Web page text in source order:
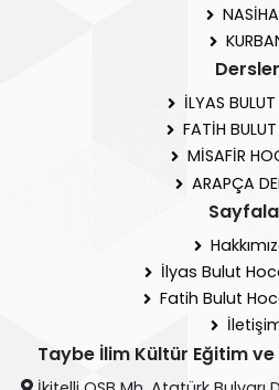
Dersler
İLYAS
FATİH
MİSAFİR
ARAPÇA
İlyas Bulut
Fatih Bulut
Taybe İlim Kültür Eğitim